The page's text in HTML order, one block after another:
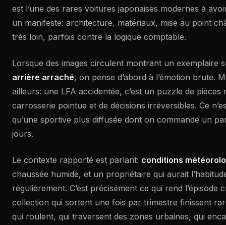
est l’une des rares voitures japonaises modernes à
un manifeste: architecture, matériaux, mise au point
très loin, parfois contre la logique comptable.
Lorsque des images circulent montrant un exemplaire
arrière arraché, on pense d’abord à l’émotion brute.
ailleurs: une LFA accidentée, c’est un puzzle de pièces
carrosserie pointue et de décisions irréversibles. Ce
qu’une sportive plus diffusée dont on commande un
jours.
Le contexte rapporté est parlant: conditions
chaussée humide, et un propriétaire qui aurait
régulièrement. C’est précisément ce qui rend l’épisode
collection qui sortent une fois par trimestre finissent
qui roulent, qui traversent des zones urbaines, qui